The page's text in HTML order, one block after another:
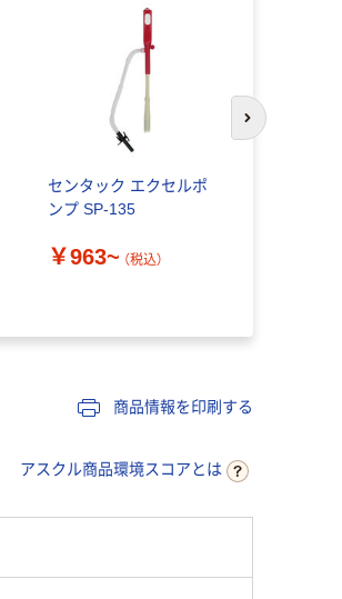
センタック エクセルポ
ンプ SP-135
￥963~ （税込）
次のスライド
商品情報を印刷する
アスクル商品環境スコアとは